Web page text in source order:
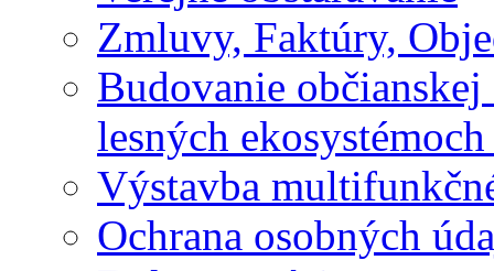
Zmluvy, Faktúry,
Budovanie
lesných
Výstavba
Ochrana osobných